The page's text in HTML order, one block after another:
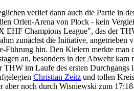
verlief dann auch die Partie in
Orlen-Arena von Plock - kein
Champions League", das der
zunächst die Initiative, angetrieben
Führung hin. Den Kielern merkte man
an, besonders in der Abwehr
THW im Laufe des ersten Durchgangs
Christian Zeitz und tollen
aber noch durch Wisniewski zum